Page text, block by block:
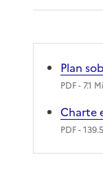
Plan
PDF- 7.1
Charte
PDF-